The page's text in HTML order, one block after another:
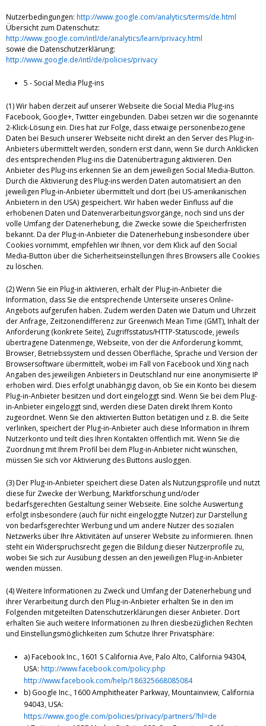
Nutzerbedingungen: http://www.google.com/analytics/terms/de.html
Übersicht zum Datenschutz:
http://www.google.com/intl/de/analytics/learn/privacy.html
sowie die Datenschutzerklärung:
http://www.google.de/intl/de/policies/privacy
5 - Social Media Plug-ins
(1) Wir haben derzeit auf unserer Webseite die Social Media Plug-ins
Facebook, Google+, Twitter eingebunden. Dabei setzen wir die sogenannte
2-Klick-Lösung ein. Dies hat zur Folge, dass etwaige personenbezogene
Daten bei Besuch unserer Webseite nicht direkt an den Server des Plug-in-
Anbieters übermittelt werden, sondern erst dann, wenn Sie durch Anklicken
des entsprechenden Plug-ins die Datenübertragung aktivieren. Den
Anbieter des Plug-ins erkennen Sie an dem jeweiligen Social Media-Button.
Durch die Aktivierung des Plug-ins werden Daten automatisiert an den
jeweiligen Plug-in-Anbieter übermittelt und dort (bei US-amerikanischen
Anbietern in den USA) gespeichert. Wir haben weder Einfluss auf die
erhobenen Daten und Datenverarbeitungsvorgänge, noch sind uns der
volle Umfang der Datenerhebung, die Zwecke sowie die Speicherfristen
bekannt. Da der Plug-in-Anbieter die Datenerhebung insbesondere über
Cookies vornimmt, empfehlen wir Ihnen, vor dem Klick auf den Social
Media-Button über die Sicherheitseinstellungen Ihres Browsers alle Cookies
zu löschen.
(2) Wenn Sie ein Plug-in aktivieren, erhält der Plug-in-Anbieter die
Information, dass Sie die entsprechende Unterseite unseres Online-
Angebots aufgerufen haben. Zudem werden Daten wie Datum und Uhrzeit
der Anfrage, Zeitzonendifferenz zur Greenwich Mean Time (GMT), Inhalt der
Anforderung (konkrete Seite), Zugriffsstatus/HTTP-Statuscode, jeweils
übertragene Datenmenge, Webseite, von der die Anforderung kommt,
Browser, Betriebssystem und dessen Oberfläche, Sprache und Version der
Browsersoftware übermittelt, wobei im Fall von Facebook und Xing nach
Angaben des jeweiligen Anbieters in Deutschland nur eine anonymisierte IP
erhoben wird. Dies erfolgt unabhängig davon, ob Sie ein Konto bei diesem
Plug-in-Anbieter besitzen und dort eingeloggt sind. Wenn Sie bei dem Plug-
in-Anbieter eingeloggt sind, werden diese Daten direkt Ihrem Konto
zugeordnet. Wenn Sie den aktivierten Button betätigen und z. B. die Seite
verlinken, speichert der Plug-in-Anbieter auch diese Information in Ihrem
Nutzerkonto und teilt dies Ihren Kontakten öffentlich mit. Wenn Sie die
Zuordnung mit Ihrem Profil bei dem Plug-in-Anbieter nicht wünschen,
müssen Sie sich vor Aktivierung des Buttons ausloggen.
(3) Der Plug-in-Anbieter speichert diese Daten als Nutzungsprofile und nutzt
diese für Zwecke der Werbung, Marktforschung und/oder
bedarfsgerechten Gestaltung seiner Webseite. Eine solche Auswertung
erfolgt insbesondere (auch für nicht eingeloggte Nutzer) zur Darstellung
von bedarfsgerechter Werbung und um andere Nutzer des sozialen
Netzwerks über Ihre Aktivitäten auf unserer Website zu informieren. Ihnen
steht ein Widerspruchsrecht gegen die Bildung dieser Nutzerprofile zu,
wobei Sie sich zur Ausübung dessen an den jeweiligen Plug-in-Anbieter
wenden müssen.
(4) Weitere Informationen zu Zweck und Umfang der Datenerhebung und
ihrer Verarbeitung durch den Plug-in-Anbieter erhalten Sie in den im
Folgenden mitgeteilten Datenschutzerklärungen dieser Anbieter. Dort
erhalten Sie auch weitere Informationen zu Ihren diesbezüglichen Rechten
und Einstellungsmöglichkeiten zum Schutze Ihrer Privatsphäre:
a) Facebook Inc., 1601 S California Ave, Palo Alto, California 94304,
USA: http://www.facebook.com/policy.php
http://www.facebook.com/help/186325668085084
b) Google Inc., 1600 Amphitheater Parkway, Mountainview, California
94043, USA:
https://www.google.com/policies/privacy/partners/?hl=de